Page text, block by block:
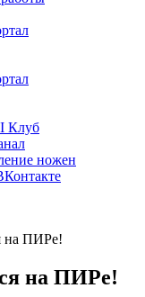
Клуб
ножен
на ПИРе!
на ПИРе!